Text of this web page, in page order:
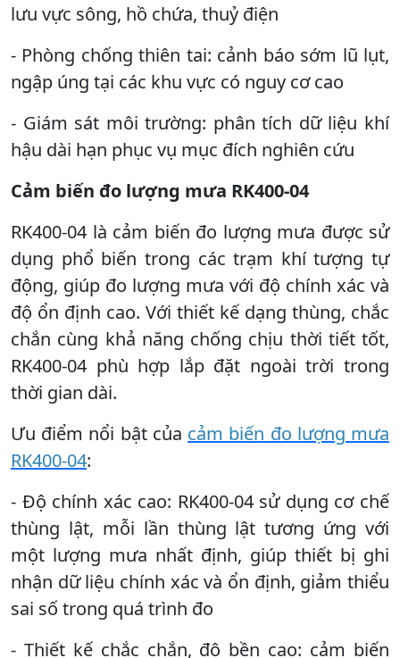
lưu vực sông, hồ chứa, thuỷ điện
- Phòng chống thiên tai: cảnh báo sớm lũ lụt,
ngập úng tại các khu vực có nguy cơ cao
- Giám sát môi trường: phân tích dữ liệu khí
hậu dài hạn phục vụ mục đích nghiên cứu
Cảm biến đo lượng mưa RK400-04
RK400-04 là cảm biến đo lượng mưa được sử
dụng phổ biến trong các trạm khí tượng tự
động, giúp đo lượng mưa với độ chính xác và
độ ổn định cao. Với thiết kế dạng thùng, chắc
chắn cùng khả năng chống chịu thời tiết tốt,
RK400-04 phù hợp lắp đặt ngoài trời trong
thời gian dài.
Ưu điểm nổi bật của cảm biến đo lượng mưa
RK400-04:
- Độ chính xác cao: RK400-04 sử dụng cơ chế
thùng lật, mỗi lần thùng lật tương ứng với
một lượng mưa nhất định, giúp thiết bị ghi
nhận dữ liệu chính xác và ổn định, giảm thiểu
sai số trong quá trình đo
- Thiết kế chắc chắn, độ bền cao: cảm biến